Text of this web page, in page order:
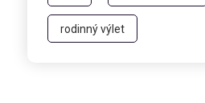
rodinný výlet